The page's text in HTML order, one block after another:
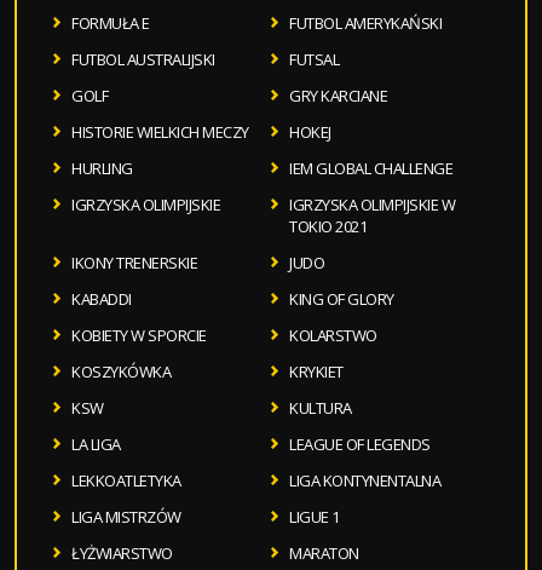
FORMUŁA E
FUTBOL AMERYKAŃSKI
FUTBOL AUSTRALIJSKI
FUTSAL
GOLF
GRY KARCIANE
HISTORIE WIELKICH MECZY
HOKEJ
HURLING
IEM GLOBAL CHALLENGE
IGRZYSKA OLIMPIJSKIE
IGRZYSKA OLIMPIJSKIE W
TOKIO 2021
IKONY TRENERSKIE
JUDO
KABADDI
KING OF GLORY
KOBIETY W SPORCIE
KOLARSTWO
KOSZYKÓWKA
KRYKIET
KSW
KULTURA
LA LIGA
LEAGUE OF LEGENDS
LEKKOATLETYKA
LIGA KONTYNENTALNA
LIGA MISTRZÓW
LIGUE 1
ŁYŻWIARSTWO
MARATON